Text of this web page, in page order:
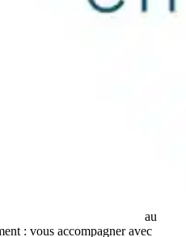
au
: vous accompagner avec